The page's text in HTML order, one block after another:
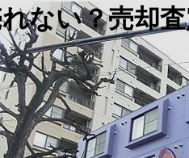
ない？売却